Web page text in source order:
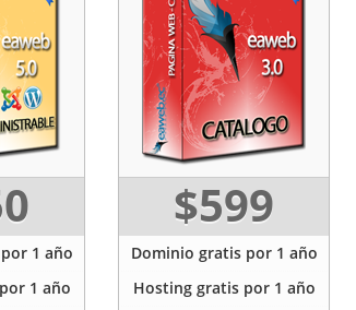
1 año
1 año
$599
Dominio gratis por 1 año
Hosting gratis por 1 año